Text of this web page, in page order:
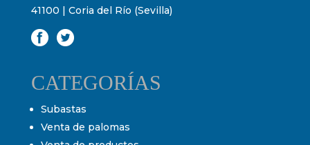
41100 | Coria del Río (Sevilla)
CATEGORÍAS
Subastas
Venta de palomas